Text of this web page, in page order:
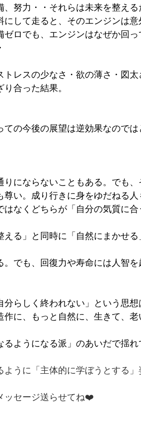
努力・・それらは未来を整える
して走ると、そのエンジンは意
ロでも、エンジンはなぜか回っ
レスの少なさ・欲の薄さ・図
合った結果。
ての今後の展望は逆効果なので
にならないこともある。でも、
い。成り行きに身をゆだねる人
なくどちらが「自分の気質に合
える」と同時に「自然にまかせ
でも、回復力や寿命には人智を
分らしく終われない」という思
に、もっと自然に、生きて、老
るようになる派」のあいだで揺れ
うに「主体的に学ぼうとする
ッセージ送らせてね❤️